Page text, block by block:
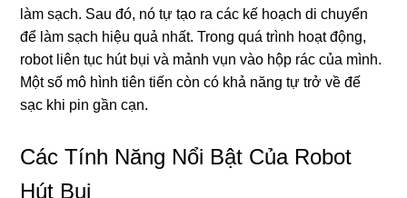
làm sạch. Sau đó, nó tự tạo ra các kế hoạch di chuyển
để làm sạch hiệu quả nhất. Trong quá trình hoạt động,
robot liên tục hút bụi và mảnh vụn vào hộp rác của mình.
Một số mô hình tiên tiến còn có khả năng tự trở về đế
sạc khi pin gần cạn.
Các Tính Năng Nổi Bật Của Robot
Hút Bụi